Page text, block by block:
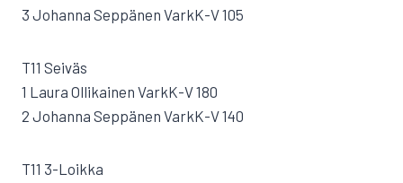
3 Johanna Seppänen VarkK-V 105
T11 Seiväs
1 Laura Ollikainen VarkK-V 180
2 Johanna Seppänen VarkK-V 140
T11 3-Loikka